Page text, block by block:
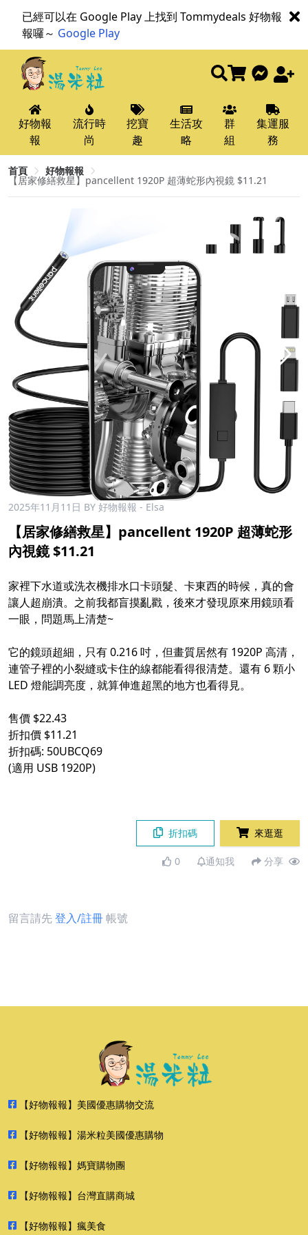
已經可以在 Google Play 上找到 Tommydeals 好物報
報囉～ Google Play
好物報
報
流行時
尚
挖寶
趣
生活攻
略
群
組
集運服
務
首頁 好物報報
【居家修繕救星】pancellent 1920P 超薄蛇形內視鏡 $11.21
2025年11月11日 BY 好物報報 - Elsa
【居家修繕救星】pancellent 1920P 超薄蛇形
內視鏡 $11.21
家裡下水道或洗衣機排水口卡頭髮、卡東西的時候，真的會
讓人超崩潰。之前我都盲摸亂戳，後來才發現原來用鏡頭看
一眼，問題馬上清楚~
它的鏡頭超細，只有 0.216 吋，但畫質居然有 1920P 高清，
連管子裡的小裂縫或卡住的線都能看得很清楚。還有 6 顆小
LED 燈能調亮度，就算伸進超黑的地方也看得見。
售價 $22.43
折扣價 $11.21
折扣碼: 50UBCQ69
(適用 USB 1920P)
折扣碼 來逛逛
0 通知我 分享
留言請先登入/註冊帳號
【好物報報】美國優惠購物交流
【好物報報】湯米粒美國優惠購物
【好物報報】媽寶購物團
【好物報報】台灣直購商城
【好物報報】瘋美食